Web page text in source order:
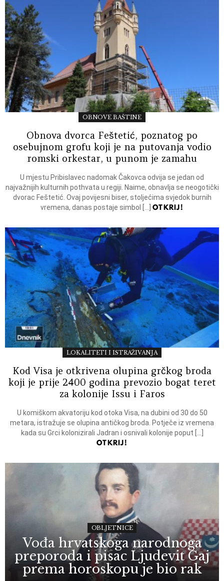
OBNOVE BAŠTINE
Obnova dvorca Feštetić, poznatog po
osebujnom grofu koji je na putovanja vodio
romski orkestar, u punom je zamahu
U mjestu Pribislavec nadomak Čakovca odvija se jedan od
najvažnijih kulturnih pothvata u regiji. Naime, obnavlja se neogotički
dvorac Feštetić. Ovaj povijesni biser, stoljećima svjedok burnih
vremena, danas postaje simbol […] OTKRIJ!
LOKALITETI I ISTRAŽIVANJA
Kod Visa je otkrivena olupina grčkog broda
koji je prije 2400 godina prevozio bogat teret
za kolonije Issu i Faros
U komiškom akvatoriju kod otoka Visa, na dubini od 30 do 50
metara, istražuje se olupina antičkog broda. Potječe iz vremena
kada su Grci kolonizirali Jadran i osnivali kolonije poput […]
OTKRIJ!
OBLJETNICE
Vođa hrvatskoga narodnoga
preporoda i pisac Ljudevit Gaj
prema horoskopu je bio rak